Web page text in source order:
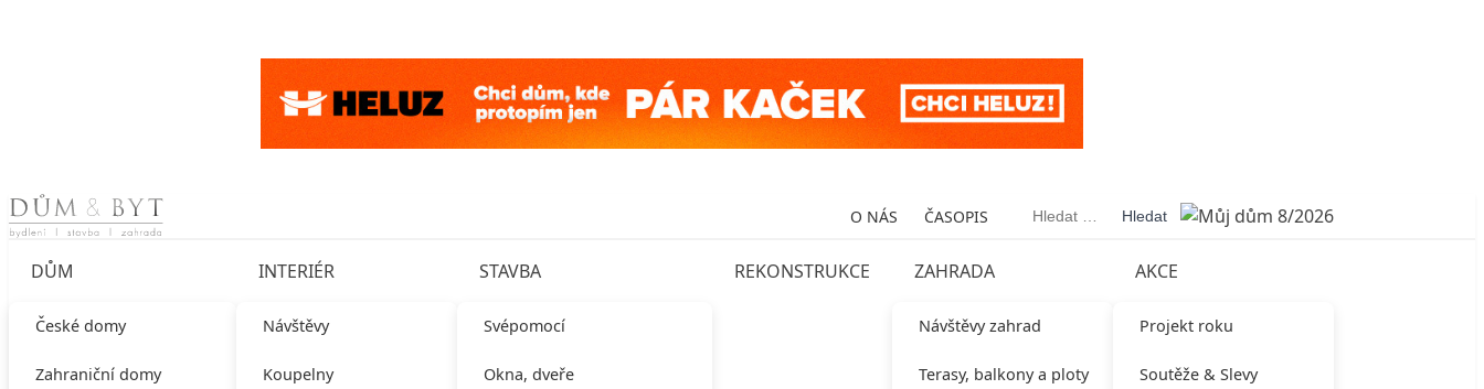
Skip to content O NÁS ČASOPIS Vyhledávání
DŮM
České domy
Zahraniční domy
INTERIÉR
Návštěvy
Koupelny
STAVBA
Svépomocí
Okna, dveře
REKONSTRUKCE ZAHRADA
Návštěvy zahrad
Terasy, balkony a ploty
AKCE
Projekt roku
Soutěže & Slevy